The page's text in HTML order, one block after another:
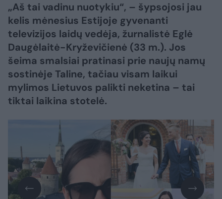
„Aš tai vadinu nuotykiu“, – šypsojosi jau
kelis mėnesius Estijoje gyvenanti
televizijos laidų vedėja, žurnalistė Eglė
Daugėlaitė-Kryževičienė (33 m.). Jos
šeima smalsiai pratinasi prie naujų namų
sostinėje Taline, tačiau visam laikui
mylimos Lietuvos palikti neketina – tai
tiktai laikina stotelė.